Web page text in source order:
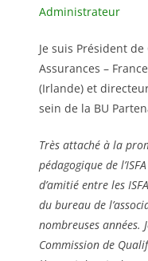
Administrateur
Je suis Président de
Assurances –
(Irlande) et
sein de la BU
Très attaché à la
pédagogique de
d’amitié entre les
du bureau de
nombreuses années.
Commission de